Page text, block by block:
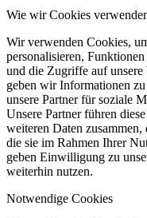
Wie wir Cookies
Wir verwenden Cookies,
personalisieren,
und die Zugriffe auf unsere
geben wir Informationen
unsere Partner für soziale
Unsere Partner führen
weiteren Daten
die sie im Rahmen Ihrer
geben Einwilligung zu
weiterhin nutzen.
Notwendige Cookies